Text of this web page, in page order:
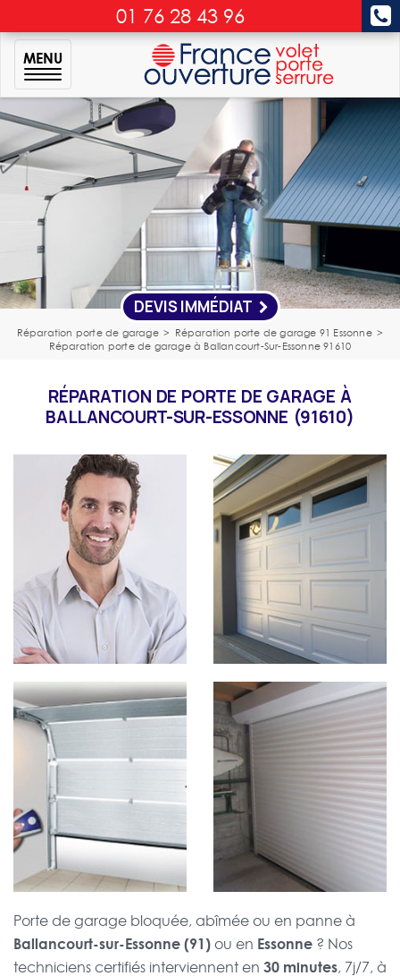
01 76 28 43 96
MENU
DEVIS IMMÉDIAT
Réparation porte de garage > Réparation porte de garage 91 Essonne >
Réparation porte de garage à Ballancourt-Sur-Essonne 91610
RÉPARATION DE PORTE DE GARAGE À
BALLANCOURT-SUR-ESSONNE (91610)
Porte de garage bloquée, abîmée ou en panne à
Ballancourt-sur-Essonne (91)ou en Essonne ? Nos
techniciens certifiés interviennent en 30 minutes, 7j/7, à